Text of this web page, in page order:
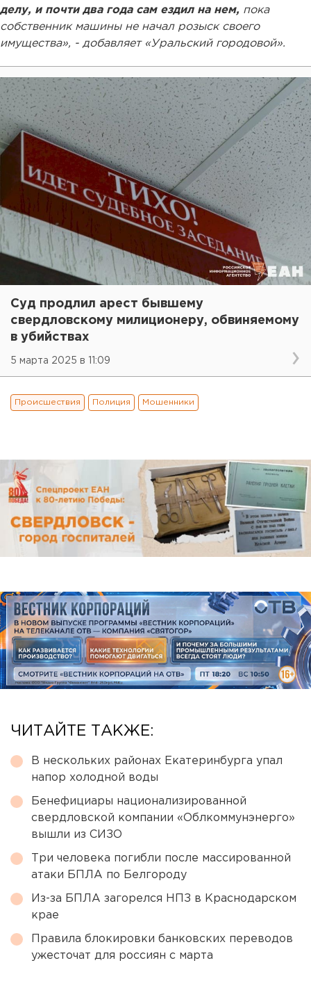
делу, и почти два года сам ездил на нем, пока
собственник машины не начал розыск своего
имущества», - добавляет «Уральский городовой».
Суд продлил арест бывшему
свердловскому милиционеру, обвиняемому
в убийствах
5 марта 2025 в 11:09
Происшествия Полиция Мошенники
ЧИТАЙТЕ ТАКЖЕ:
В нескольких районах Екатеринбурга упал
напор холодной воды
Бенефициары национализированной
свердловской компании «Облкоммунэнерго»
вышли из СИЗО
Три человека погибли после массированной
атаки БПЛА по Белгороду
Из-за БПЛА загорелся НПЗ в Краснодарском
крае
Правила блокировки банковских переводов
ужесточат для россиян с марта